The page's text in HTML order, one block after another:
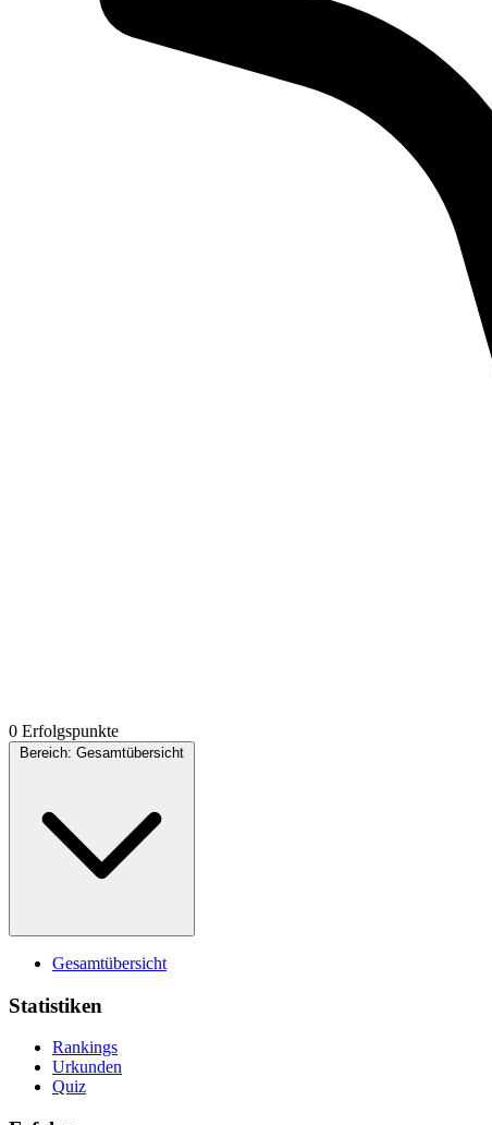
0 Erfolgspunkte
Bereich: Gesamtübersicht
Gesamtübersicht
Statistiken
Rankings
Urkunden
Quiz